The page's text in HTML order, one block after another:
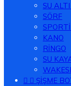
SU
SÖRF
KANO
RİNGO
SU
  ŞİŞME